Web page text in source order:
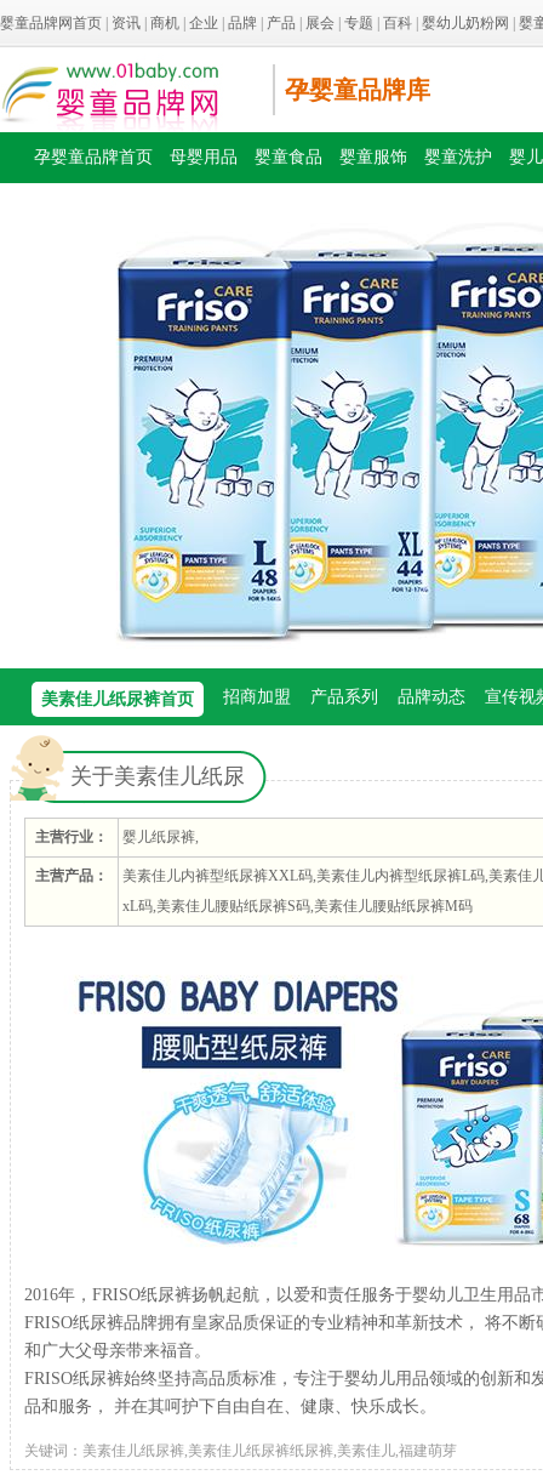
婴童品牌网首页 资讯 商机 企业 品牌 产品 展会 专题 百科 婴幼儿奶粉网 婴
孕婴童品牌库
孕婴童品牌首页 母婴用品 婴童食品 婴童服饰 婴童洗护 婴
美素佳儿纸尿裤首页 招商加盟 产品系列 品牌动态 宣传视
关于美素佳儿纸尿
裤
主营行业： 婴儿纸尿裤,
主营产品：
美素佳儿内裤型纸尿裤XXL码,美素佳儿内裤型纸尿裤L码,美素佳
xL码,美素佳儿腰贴纸尿裤S码,美素佳儿腰贴纸尿裤M码
2016年，FRISO纸尿裤扬帆起航，以爱和责任服务于婴幼儿卫生用品
FRISO纸尿裤品牌拥有皇家品质保证的专业精神和革新技术， 将不
和广大父母亲带来福音。
FRISO纸尿裤始终坚持高品质标准，专注于婴幼儿用品领域的创新和
品和服务， 并在其呵护下自由自在、健康、快乐成长。
关键词：美素佳儿纸尿裤,美素佳儿纸尿裤纸尿裤,美素佳儿,福建萌芽